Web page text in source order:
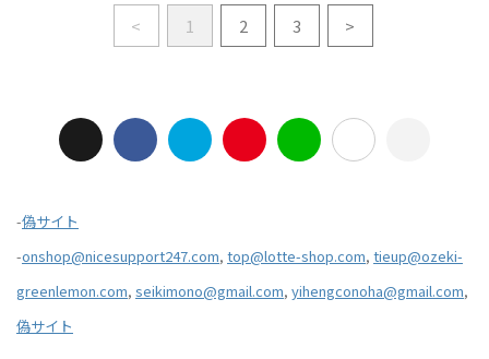
< 1 2 3 >
-偽サイト
-onshop@nicesupport247.com, top@lotte-shop.com, tieup@ozeki-
greenlemon.com, seikimono@gmail.com, yihengconoha@gmail.com,
偽サイト